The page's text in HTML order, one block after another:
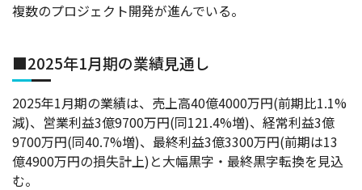
複数のプロジェクト開発が進んでいる。
■2025年1月期の業績見通し
2025年1月期の業績は、売上高40億4000万円(前期比1.1%
減)、営業利益3億9700万円(同121.4%増)、経常利益3億
9700万円(同40.7%増)、最終利益3億3300万円(前期は13
億4900万円の損失計上)と大幅黒字・最終黒字転換を見込
む。